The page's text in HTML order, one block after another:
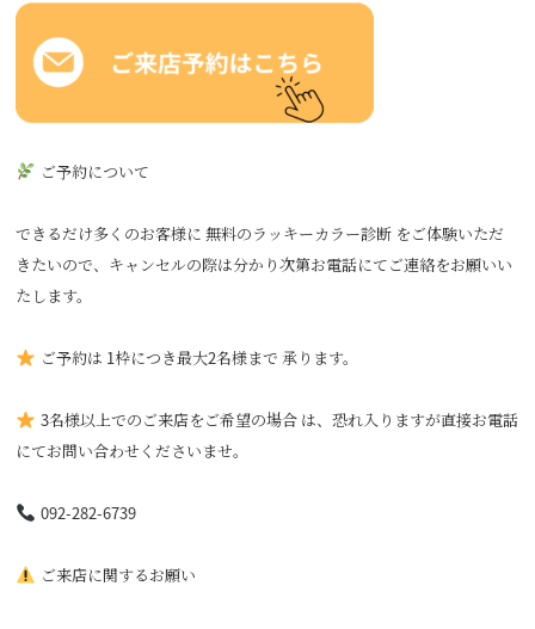
ご予約について
できるだけ多くのお客様に 無料のラッキーカラー診断 をご体験いただ
きたいので、キャンセルの際は分かり次第お電話にてご連絡をお願いい
たします。
ご予約は 1枠につき最大2名様まで 承ります。
3名様以上でのご来店をご希望の場合 は、恐れ入りますが直接お電話
にてお問い合わせくださいませ。
092-282-6739
ご来店に関するお願い